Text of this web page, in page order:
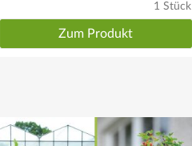
1 Stück
Zum Produkt